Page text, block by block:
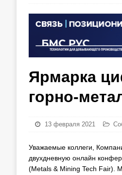
Ярмарка
горно-
13 февраля 2021
Уважаемые коллеги,
двухдневную онлайн
(Metals & Mining Tech Fair).